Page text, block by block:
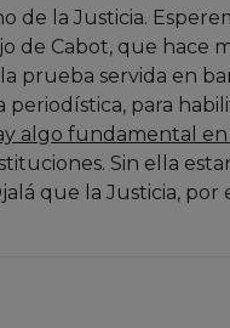
de la Justicia.
de Cabot, que hace
prueba servida en
periodística, para
algo fundamental en
Sin ella
que la Justicia,